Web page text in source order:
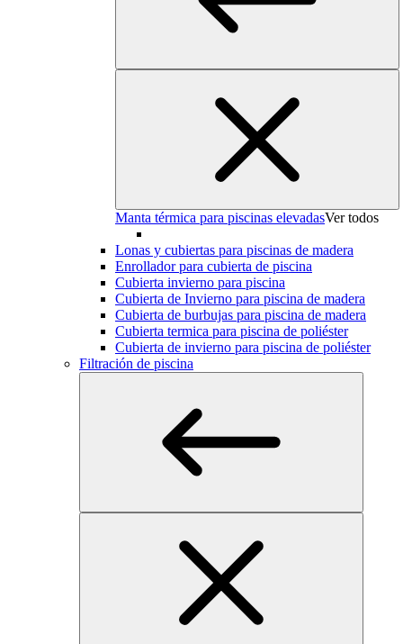
Manta térmica para piscinas elevadasVer todos
Lonas y cubiertas para piscinas de madera
Enrollador para cubierta de piscina
Cubierta invierno para piscina
Cubierta de Invierno para piscina de madera
Cubierta de burbujas para piscina de madera
Cubierta termica para piscina de poliéster
Cubierta de invierno para piscina de poliéster
Filtración de piscina